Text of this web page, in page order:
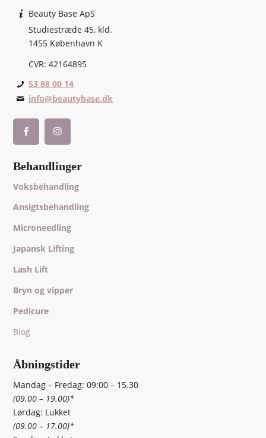
Beauty Base ApS
Studiestræde 45, kld.
1455 København K
CVR: 42164895
53 88 00 14
info@beautybase.dk
Behandlinger
Voksbehandling
Ansigtsbehandling
Microneedling
Japansk Lifting
Lash Lift
Bryn og vipper
Pedicure
Blog
Åbningstider
Mandag – Fredag: 09:00 – 15.30
(09.00 – 19.00)*
Lørdag: Lukket
(09.00 – 17.00)*